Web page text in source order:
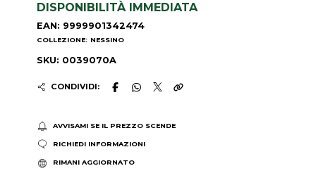
DISPONIBILITÀ IMMEDIATA
EAN: 9999901342474
COLLEZIONE: NESSINO
SKU: 0039070A
CONDIVIDI:
AVVISAMI SE IL PREZZO SCENDE
RICHIEDI INFORMAZIONI
RIMANI AGGIORNATO